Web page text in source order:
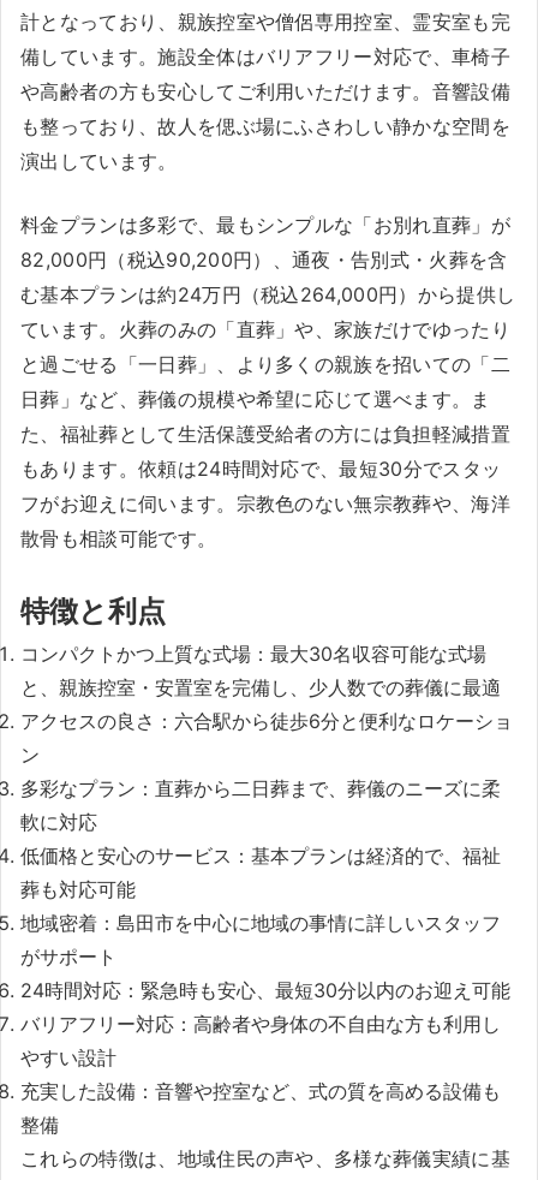
計となっており、親族控室や僧侶専用控室、霊安室も完
備しています。施設全体はバリアフリー対応で、車椅子
や高齢者の方も安心してご利用いただけます。音響設備
も整っており、故人を偲ぶ場にふさわしい静かな空間を
演出しています。
料金プランは多彩で、最もシンプルな「お別れ直葬」が
82,000円（税込90,200円）、通夜・告別式・火葬を含
む基本プランは約24万円（税込264,000円）から提供し
ています。火葬のみの「直葬」や、家族だけでゆったり
と過ごせる「一日葬」、より多くの親族を招いての「二
日葬」など、葬儀の規模や希望に応じて選べます。ま
た、福祉葬として生活保護受給者の方には負担軽減措置
もあります。依頼は24時間対応で、最短30分でスタッ
フがお迎えに伺います。宗教色のない無宗教葬や、海洋
散骨も相談可能です。
特徴と利点
コンパクトかつ上質な式場：最大30名収容可能な式場
と、親族控室・安置室を完備し、少人数での葬儀に最適
アクセスの良さ：六合駅から徒歩6分と便利なロケーショ
ン
多彩なプラン：直葬から二日葬まで、葬儀のニーズに柔
軟に対応
低価格と安心のサービス：基本プランは経済的で、福祉
葬も対応可能
地域密着：島田市を中心に地域の事情に詳しいスタッフ
がサポート
24時間対応：緊急時も安心、最短30分以内のお迎え可能
バリアフリー対応：高齢者や身体の不自由な方も利用し
やすい設計
充実した設備：音響や控室など、式の質を高める設備も
整備
これらの特徴は、地域住民の声や、多様な葬儀実績に基